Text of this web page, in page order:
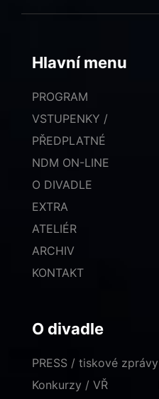
Hlavní menu
PROGRAM
VSTUPENKY /
PŘEDPLATNÉ
NDM ON-LINE
O DIVADLE
EXTRA
ATELIÉR
ARCHIV
KONTAKT
O divadle
PRESS / tiskové zprávy
Konkurzy / VŘ